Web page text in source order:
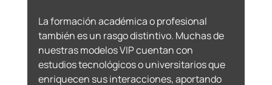
La formación académica o profesional
también es un rasgo distintivo. Muchas de
nuestras modelos VIP cuentan con
estudios tecnológicos o universitarios que
enriquecen sus interacciones, aportando